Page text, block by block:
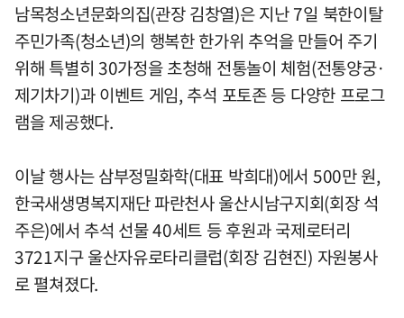
남목청소년문화의집(관장 김창열)은 지난 7일 북한이탈
주민가족(청소년)의 행복한 한가위 추억을 만들어 주기
위해 특별히 30가정을 초청해 전통놀이 체험(전통양궁·
제기차기)과 이벤트 게임, 추석 포토존 등 다양한 프로그
램을 제공했다.
이날 행사는 삼부정밀화학(대표 박희대)에서 500만 원,
한국새생명복지재단 파란천사 울산시남구지회(회장 석
주은)에서 추석 선물 40세트 등 후원과 국제로터리
3721지구 울산자유로타리클럽(회장 김현진) 자원봉사
로 펼쳐졌다.